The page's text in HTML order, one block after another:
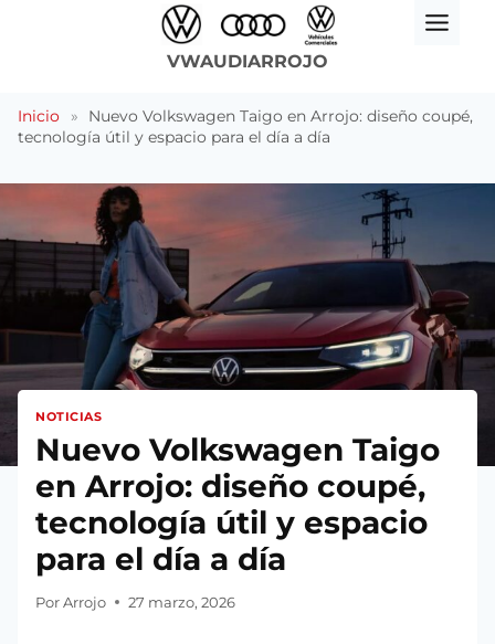
VWAUDIARROJO
Inicio »
Nuevo Volkswagen Taigo en Arrojo: diseño coupé,
tecnología útil y espacio para el día a día
NOTICIAS
Nuevo Volkswagen Taigo
en Arrojo: diseño coupé,
tecnología útil y espacio
para el día a día
Por Arrojo 27 marzo, 2026